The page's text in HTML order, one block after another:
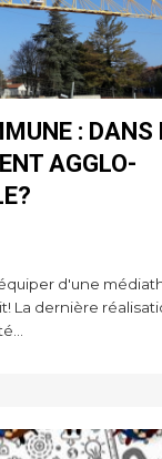
: DANS
AGGLO-
d'une
La dernière